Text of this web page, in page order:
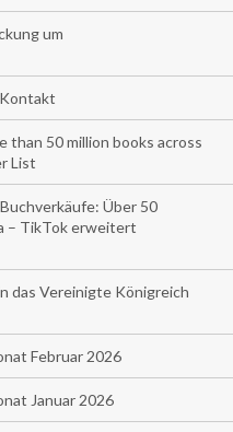
um
than 50 million books across
List
Über 50
– TikTok erweitert
das Vereinigte Königreich
Februar 2026
Januar 2026